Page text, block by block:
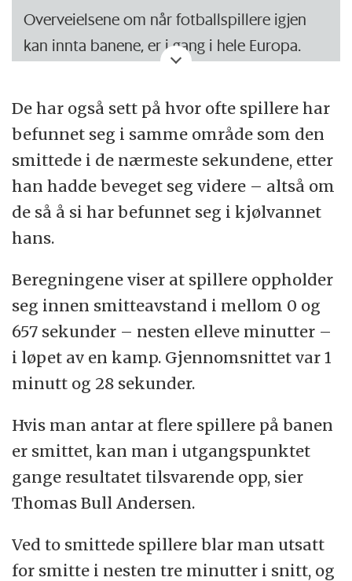
Overveielsene om når fotballspillere igjen
kan innta banene, er i gang i hele Europa.
Må laget i karantene? Må ligaen stoppe
igjen? Hva hvis for eksempel en trener blir
smittet?
I Danmark er håpet hos Divisionsforeningen
å starte opp profesjonell fotball igjen 24.
Ifølge DRstarter man fotball i Tyskland 9.
mai, men spillere skal overvåkes og testes.
Spillerne skal kanskje ha på seg masker.
I Frankrike er detifølge DR
fotball igjen fra 11. mai ved hjelp av
overvåking og tester.
I England håper manifølge BBC på omstart
8. juni, mens Italiaifølge La Gazzetta
på trening igjen fra 18. mai.
De har også sett på hvor ofte spillere har
befunnet seg i samme område som den
smittede i de nærmeste sekundene, etter
han hadde beveget seg videre – altså om
de så å si har befunnet seg i kjølvannet
hans.
Beregningene viser at spillere oppholder
seg innen smitteavstand i mellom 0 og
657 sekunder – nesten elleve minutter –
i løpet av en kamp. Gjennomsnittet var 1
minutt og 28 sekunder.
Hvis man antar at flere spillere på banen
er smittet, kan man i utgangspunktet
gange resultatet tilsvarende opp, sier
Thomas Bull Andersen.
Ved to smittede spillere blar man utsatt
for smitte i nesten tre minutter i snitt, og